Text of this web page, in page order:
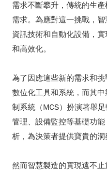
需求不斷攀升，傳統的生
需求。為應對這一挑戰，
資訊技術和自動化設備，
和高效化。
為了因應這些新的需求和
數位化工具和系統，而其
制系統（MCS）扮演著舉
管理、設備監控等基礎功
析，為決策者提供寶貴的洞
然而智慧製造的實現遠不